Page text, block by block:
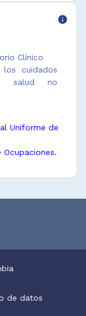
info
Clínico
cuidados
salud no
Uniforme de
Ocupaciones.
de datos